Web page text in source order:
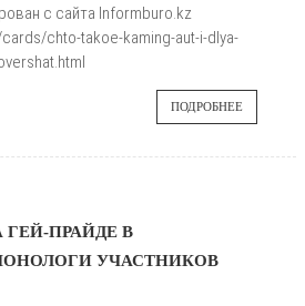
с сайта Informburo.kz
chto-takoe-kaming-aut-i-dlya-
ПОДРОБНЕЕ
ГЕЙ-ПРАЙДЕ В
УЧАСТНИКОВ